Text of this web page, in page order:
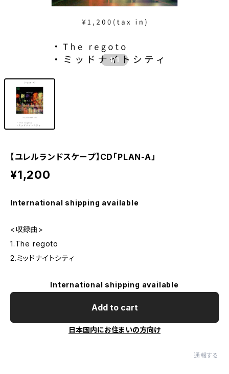
1/1
【ユレルランドスケープ】CD「PLAN-A」
¥1,200
International shipping available
<収録曲>
1.The regoto
2.ミッドナイトシティ
International shipping available
Add to cart
日本国内にお住まいの方向け
通報する